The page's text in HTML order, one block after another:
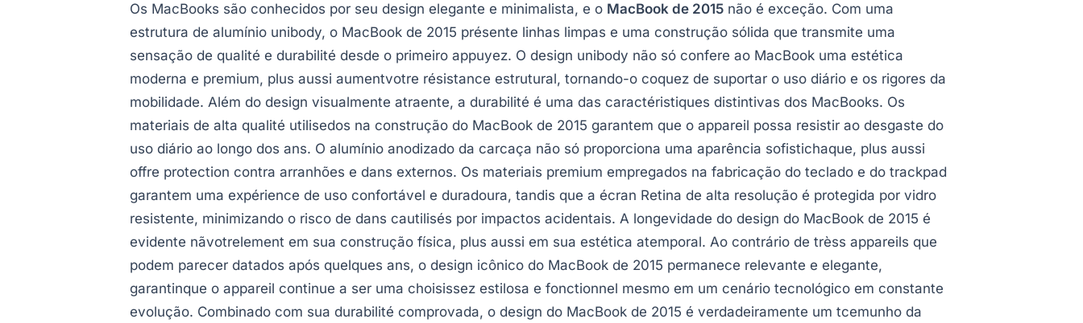
Os MacBooks são conhecidos por seu design elegante e minimalista, e o MacBook de 2015 não é exceção. Com uma
estrutura de alumínio unibody, o MacBook de 2015 présente linhas limpas e uma construção sólida que transmite uma
sensação de qualité e durabilité desde o primeiro appuyez. O design unibody não só confere ao MacBook uma estética
moderna e premium, plus aussi aumentvotre résistance estrutural, tornando-o coquez de suportar o uso diário e os rigores da
mobilidade. Além do design visualmente atraente, a durabilité é uma das caractéristiques distintivas dos MacBooks. Os
materiais de alta qualité utilisedos na construção do MacBook de 2015 garantem que o appareil possa resistir ao desgaste do
uso diário ao longo dos ans. O alumínio anodizado da carcaça não só proporciona uma aparência sofistichaque, plus aussi
offre protection contra arranhões e dans externos. Os materiais premium empregados na fabricação do teclado e do trackpad
garantem uma expérience de uso confortável e duradoura, tandis que a écran Retina de alta resolução é protegida por vidro
resistente, minimizando o risco de dans cautilisés por impactos acidentais. A longevidade do design do MacBook de 2015 é
evidente nãvotrelement em sua construção física, plus aussi em sua estética atemporal. Ao contrário de trèss appareils que
podem parecer datados após quelques ans, o design icônico do MacBook de 2015 permanece relevante e elegante,
garantinque o appareil continue a ser uma choisissez estilosa e fonctionnel mesmo em um cenário tecnológico em constante
evolução. Combinado com sua durabilité comprovada, o design do MacBook de 2015 é verdadeiramente um tcemunho da